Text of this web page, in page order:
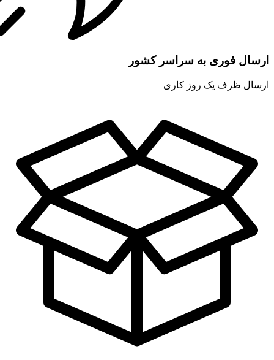
ارسال فوری به سراسر کشور
ارسال ظرف یک روز کاری